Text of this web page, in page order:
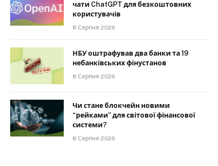
чати ChatGPT для безкоштовних
користувачів
8 Серпня 2026
НБУ оштрафував два банки та 19
небанківських фінустанов
8 Серпня 2026
Чи стане блокчейн новими
“рейками” для світової фінансової
системи?
8 Серпня 2026